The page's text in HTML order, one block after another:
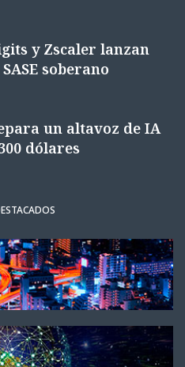
y Zscaler lanzan
soberano
un altavoz de IA
dólares